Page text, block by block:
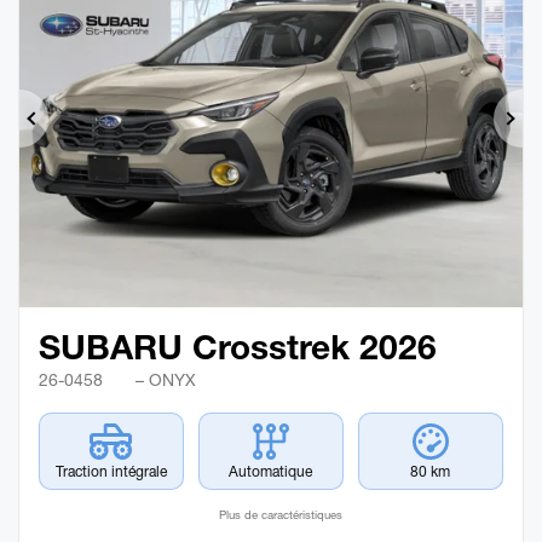
Précédent
SUBARU Crosstrek 2026
26-0458 – ONYX
Traction intégrale Automatique 80 km
Plus de caractéristiques